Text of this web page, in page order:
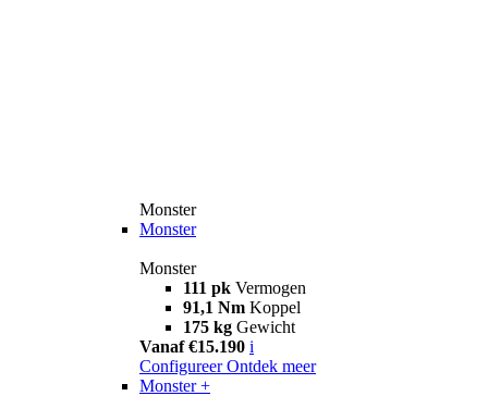
Monster
Monster
Monster
111 pk Vermogen
91,1 Nm Koppel
175 kg Gewicht
Vanaf €15.190 i
Configureer Ontdek meer
Monster +